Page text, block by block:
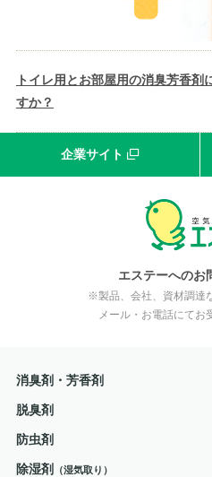
トイレ用とお部屋用の消臭芳香
すか？
企業サイト
エステーへのお
※製品、会社、資材調達
メール・お電話にてお
消臭剤・芳香剤
脱臭剤
防虫剤
除湿剤 （湿気取り）